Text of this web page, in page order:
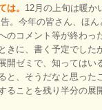
は。 12月の上旬は暖か
。今年の皆さん、ほん
のコメント等が終わっ
きに、書く予定でした
開ゼミで、知ってはい
と、そうだなと思った
ることを残り半分の展